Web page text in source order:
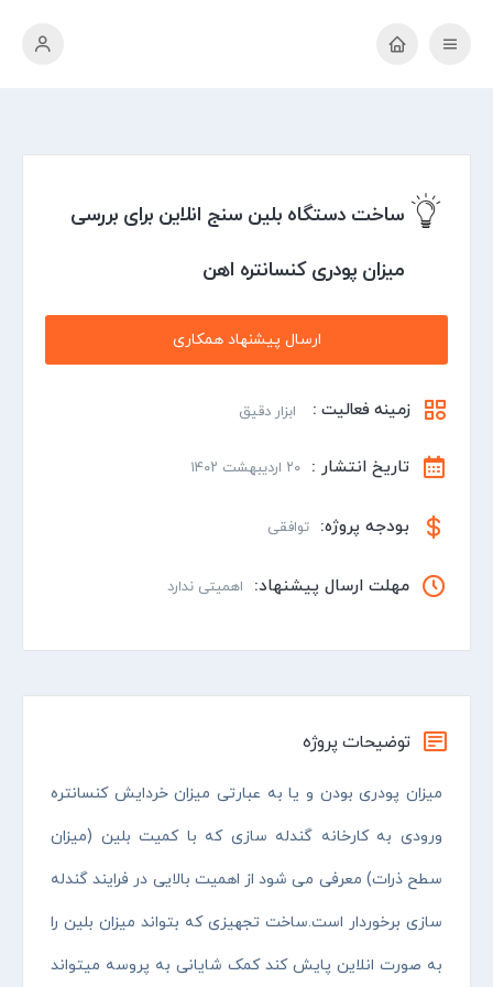
ساخت دستگاه بلین سنج انلاین برای بررسی
میزان پودری کنسانتره اهن
ارسال پیشنهاد همکاری
زمینه فعالیت : ابزار دقیق
تاریخ انتشار : ۲۰ اردیبهشت ۱۴۰۲
بودجه پروژه: توافقی
مهلت ارسال پیشنهاد: اهمیتی ندارد
توضیحات پروژه
میزان پودری بودن و یا به عبارتی میزان خردایش کنسانتره
ورودی به کارخانه گندله سازی که با کمیت بلین (میزان
سطح ذرات) معرفی می شود از اهمیت بالایی در فرایند گندله
سازی برخوردار است.ساخت تجهیزی که بتواند میزان بلین را
به صورت انلاین پایش کند کمک شایانی به پروسه میتواند